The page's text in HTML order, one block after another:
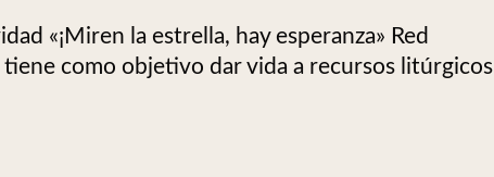
«¡Miren la estrella, hay esperanza» Red
como objetivo dar vida a recursos litúrgicos